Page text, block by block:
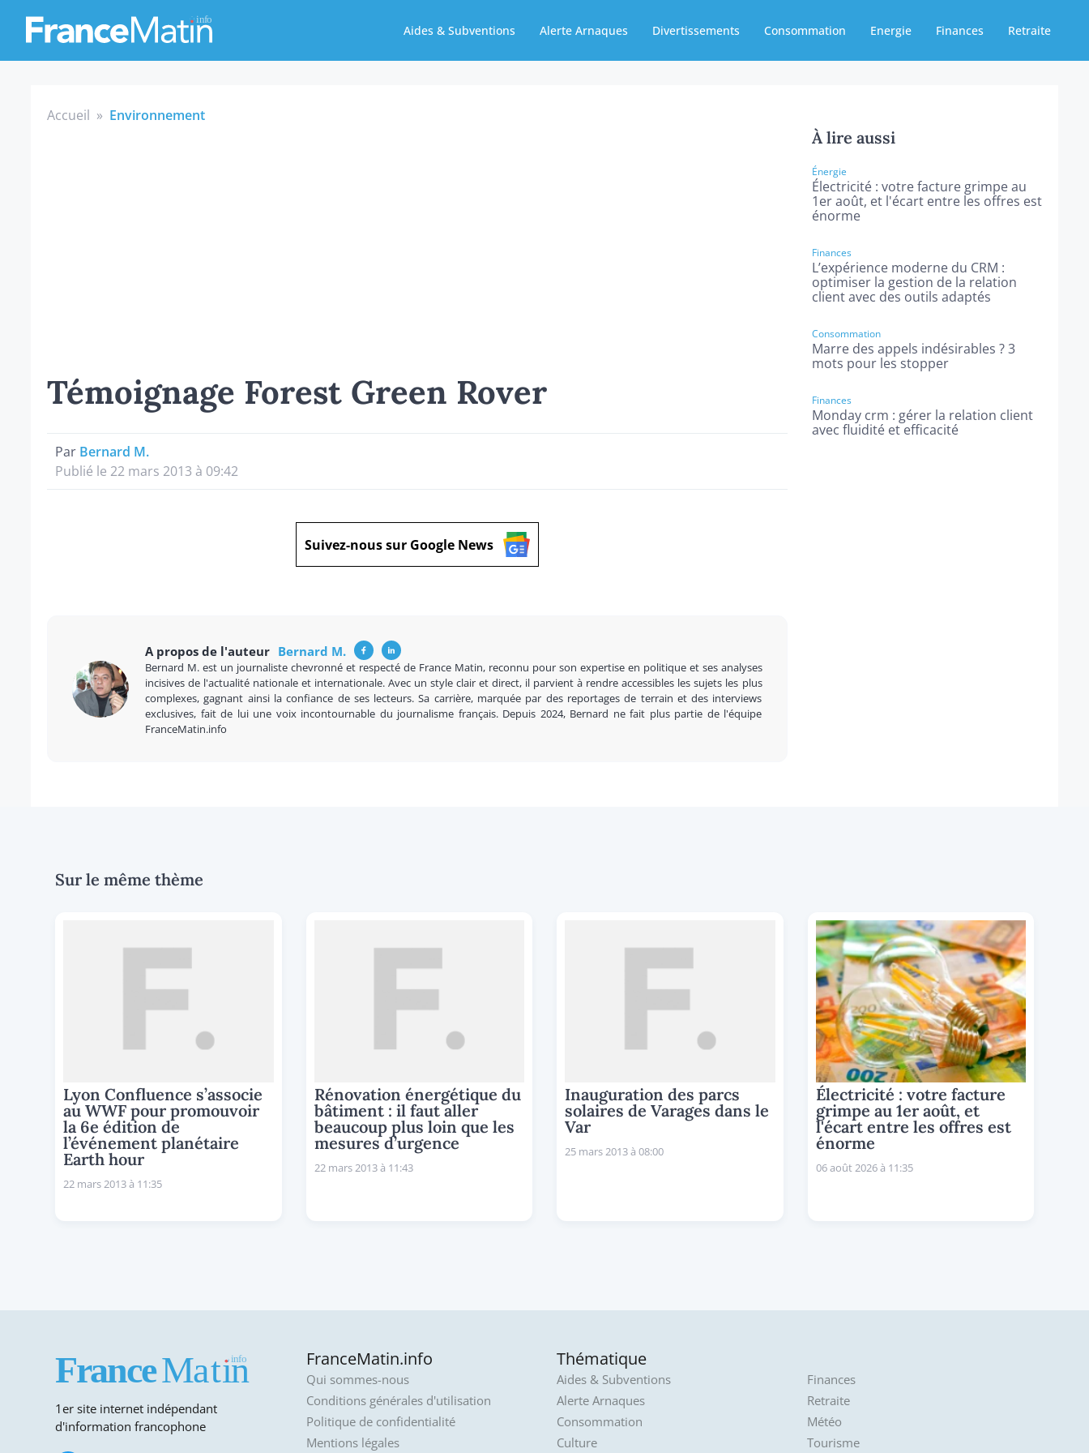
Aides & Subventions Alerte Arnaques Divertissements Consommation Energie Finances Retraite
Accueil » Environnement
Témoignage Forest Green Rover
Par Bernard M.
Publié le 22 mars 2013 à 09:42
Suivez-nous sur Google News
A propos de l'auteur Bernard M.
Bernard M. est un journaliste chevronné et respecté de France Matin, reconnu pour son expertise en politique et ses analyses
incisives de l'actualité nationale et internationale. Avec un style clair et direct, il parvient à rendre accessibles les sujets les plus
complexes, gagnant ainsi la confiance de ses lecteurs. Sa carrière, marquée par des reportages de terrain et des interviews
exclusives, fait de lui une voix incontournable du journalisme français. Depuis 2024, Bernard ne fait plus partie de l'équipe
FranceMatin.info
À lire aussi
Énergie
Électricité : votre facture grimpe au
1er août, et l'écart entre les offres est
énorme
Finances
L’expérience moderne du CRM :
optimiser la gestion de la relation
client avec des outils adaptés
Consommation
Marre des appels indésirables ? 3
mots pour les stopper
Finances
Monday crm : gérer la relation client
avec fluidité et efficacité
Sur le même thème
Lyon Confluence s’associe
au WWF pour promouvoir
la 6e édition de
l’événement planétaire
Earth hour
22 mars 2013 à 11:35
Rénovation énergétique du
bâtiment : il faut aller
beaucoup plus loin que les
mesures d’urgence
22 mars 2013 à 11:43
Inauguration des parcs
solaires de Varages dans le
Var
25 mars 2013 à 08:00
Électricité : votre facture
grimpe au 1er août, et
l'écart entre les offres est
énorme
06 août 2026 à 11:35
1er site internet indépendant
d'information francophone
FranceMatin.info
Qui sommes-nous
Conditions générales d'utilisation
Politique de confidentialité
Mentions légales
Thématique
Aides & Subventions
Alerte Arnaques
Consommation
Culture
Finances
Retraite
Météo
Tourisme